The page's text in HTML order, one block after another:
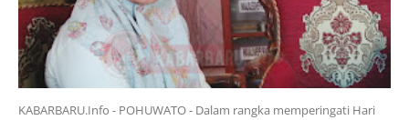
KABARBARU.Info - POHUWATO - Dalam rangka memperingati Hari